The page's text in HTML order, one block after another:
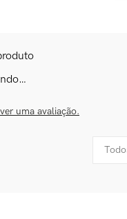
uma avaliação.